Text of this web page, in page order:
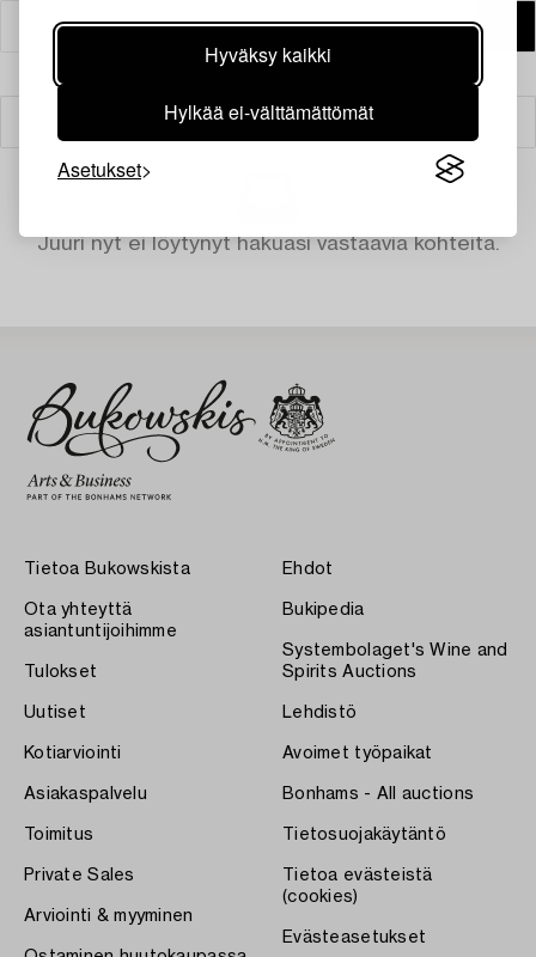
Hyväksy kaikki
Hylkää ei-välttämättömät
Asetukset
Suodatin
Juuri nyt ei löytynyt hakuasi vastaavia kohteita.
Tietoa Bukowskista
Ota yhteyttä
asiantuntijoihimme
Tulokset
Uutiset
Kotiarviointi
Asiakaspalvelu
Toimitus
Private Sales
Arviointi & myyminen
Ehdot
Bukipedia
Systembolaget's Wine and
Spirits Auctions
Lehdistö
Avoimet työpaikat
Bonhams - All auctions
Tietosuojakäytäntö
Tietoa evästeistä
(cookies)
Evästeasetukset